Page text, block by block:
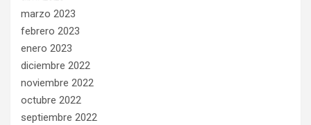
marzo 2023
febrero 2023
enero 2023
diciembre 2022
noviembre 2022
octubre 2022
septiembre 2022